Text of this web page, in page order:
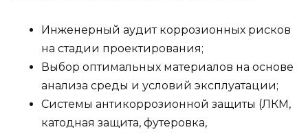
Инженерный аудит коррозионных рисков
на стадии проектирования;
Выбор оптимальных материалов на основе
анализа среды и условий эксплуатации;
Системы антикоррозионной защиты (ЛКМ,
катодная защита, футеровка,